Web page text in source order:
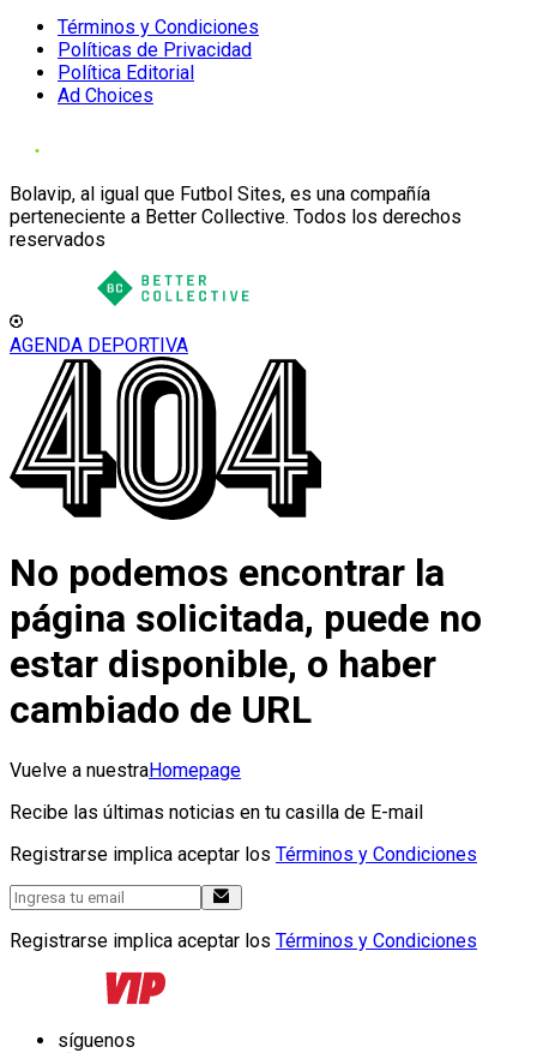
Términos y Condiciones
Políticas de Privacidad
Política Editorial
Ad Choices
Bolavip, al igual que Futbol Sites, es una compañía
perteneciente a Better Collective. Todos los derechos
reservados
AGENDA DEPORTIVA
No podemos encontrar la
página solicitada, puede no
estar disponible, o haber
cambiado de URL
Vuelve a nuestraHomepage
Recibe las últimas noticias en tu casilla de E-mail
Registrarse implica aceptar los Términos y Condiciones
Registrarse implica aceptar los Términos y Condiciones
síguenos